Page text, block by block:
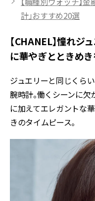
計」おすすめ20選
【CHANEL】憧れジ
に華やぎとときめき
ジュエリーと同じくら
腕時計。働くシーンに
に加えてエレガントな
きのタイムピース。